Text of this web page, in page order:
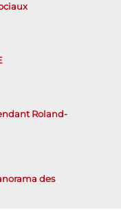
Roland-
des